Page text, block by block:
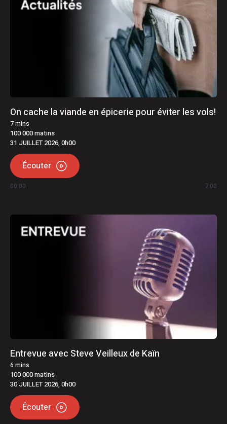
On cache la viande en épicerie pour éviter les vols!
7mins
100 000 matins
31 JUILLET 2026, 0h00
Écouter
00:00 7:00
Entrevue avec Steve Veilleux de Kaïn
6 mins
100 000 matins
30 JUILLET 2026, 0h00
Écouter